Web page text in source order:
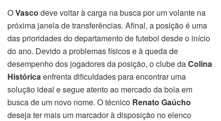
OVasco deve voltar à carga na busca por um volante na
próxima janela de transferências. Afinal, a posição é uma
das prioridades do departamento de futebol desde o início
do ano. Devido a problemas físicos e à queda de
desempenho dos jogadores da posição, o clube daColina
Históricaenfrenta dificuldades para encontrar uma
solução ideal e segue atento ao mercado da bola em
busca de um novo nome. O técnico Renato Gaúcho
deseja ter mais um marcador à disposição no elenco